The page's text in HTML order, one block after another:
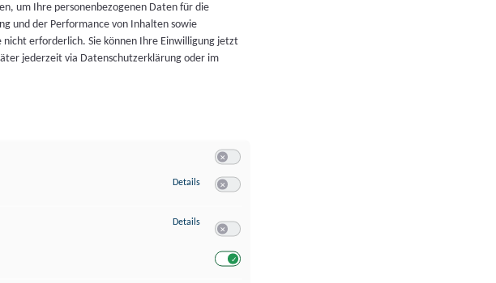
um Ihre personenbezogenen Daten für die
und der Performance von Inhalten sowie
erforderlich. Sie können Ihre Einwilligung jetzt
jederzeit via Datenschutzerklärung oder im
Details zu Speichern von oder Zugriff auf Informationen auf einem Endgerät
Details zu Verwendung reduzierter Daten zur Auswahl von Werbeanzeigen